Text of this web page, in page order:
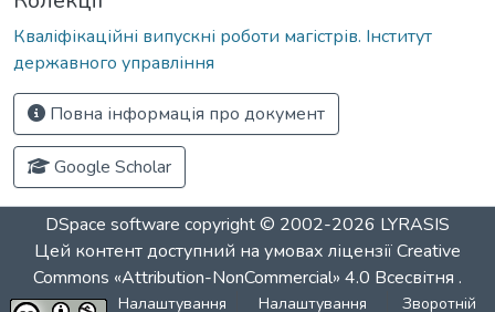
Кваліфікаційні випускні роботи магістрів. Інститут
державного управління
Повна інформація про документ
Google Scholar
DSpace software copyright © 2002-2026 LYRASIS
Цей контент доступний на умовах ліцензіїCreative
Commons «Attribution-NonCommercial» 4.0 Всесвітня .
Налаштування Налаштування Зворотній